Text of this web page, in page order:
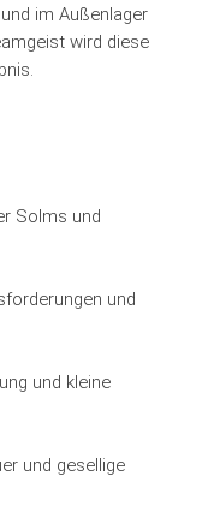
im Außenlager
wird diese
Solms und
und
und kleine
und gesellige